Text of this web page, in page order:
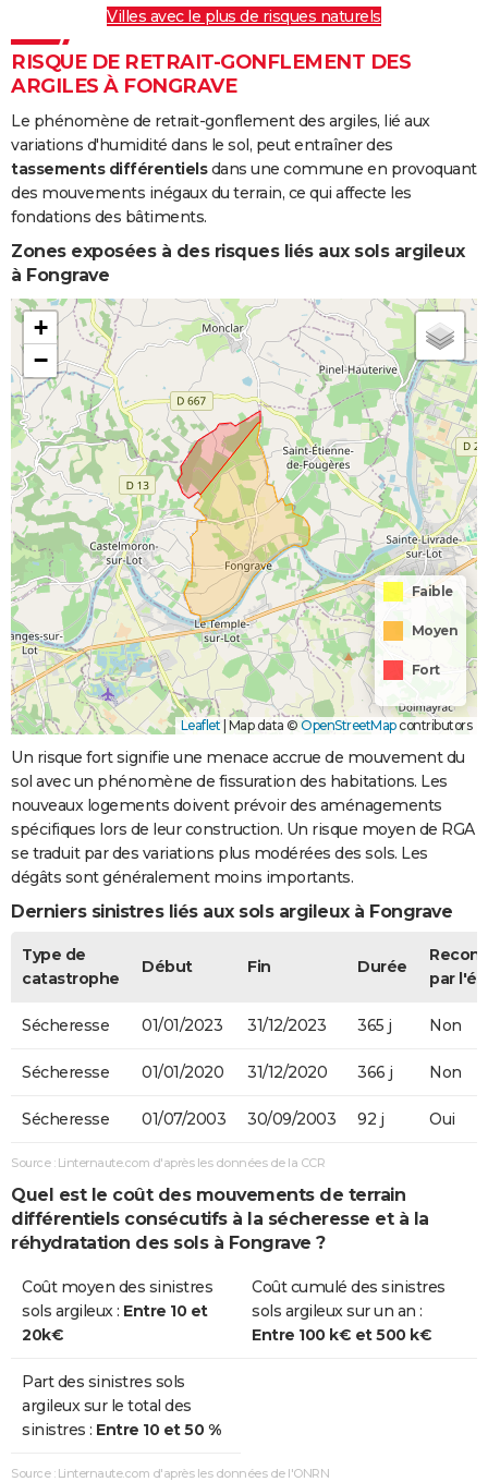
Inondations
et/ou
Coulées de
Boue
06/11/1982 10/11/1982 5 j
Villes avec le plus de risques naturels
RISQUE DE RETRAIT-GONFLEMENT DES
ARGILES À FONGRAVE
Le phénomène de retrait-gonflement des argiles, lié aux
variations d'humidité dans le sol, peut entraîner des
tassements différentielsdans une commune en provoquant
des mouvements inégaux du terrain, ce qui affecte les
fondations des bâtiments.
Zones exposées à des risques liés aux sols argileux
à Fongrave
+
−
Faible
Moyen
Fort
Leaflet Map data © OpenStreetMapcontributors
Un risque fort signifie une menace accrue de mouvement du
sol avec un phénomène de fissuration des habitations. Les
nouveaux logements doivent prévoir des aménagements
spécifiques lors de leur construction. Un risque moyen de RGA
se traduit par des variations plus modérées des sols. Les
dégâts sont généralement moins importants.
Derniers sinistres liés aux sols argileux à Fongrave
Type de
catastrophe
Début Fin Durée
par
Sécheresse 01/01/2023 31/12/2023 365 j Non
Sécheresse 01/01/2020 31/12/2020 366 j Non
Sécheresse 01/07/2003 30/09/2003 92 j Oui
Source : Linternaute.com d'après les données de la CCR
Quel est le coût des mouvements de terrain
différentiels consécutifs à la sécheresse et à la
réhydratation des sols à Fongrave ?
Coût moyen des sinistres
sols argileux : Entre 10 et
20k€
Coût cumulé des sinistres
sols argileux sur un an :
Entre 100 k€ et 500 k€
Part des sinistres sols
argileux sur le total des
sinistres : Entre 10 et 50 %
Source : Linternaute.com d'après les données de l'ONRN